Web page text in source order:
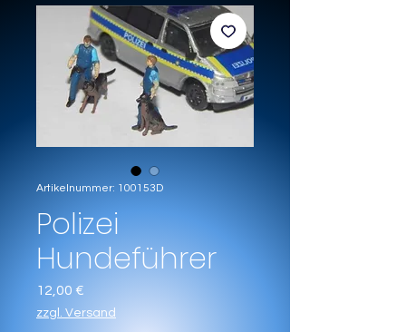
Artikelnummer: 100153D
Polizei
Hundeführer
12,00 €
zzgl. Versand